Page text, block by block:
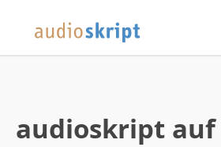
audioskript auf